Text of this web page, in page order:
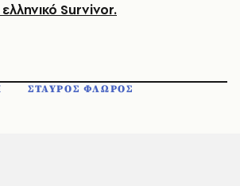
Survivor.
ΣΤΑΥΡΟΣ ΦΛΩΡΟΣ